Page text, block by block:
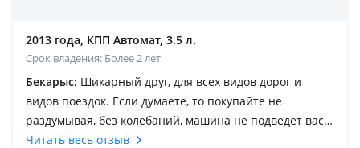
2013 года, КПП Автомат, 3.5 л.
Срок владения: Более 2 лет
Бекарыс: Шикарный друг, для всех видов дорог и
видов поездок. Если думаете, то покупайте не
раздумывая, без колебаний, машина не подведёт вас
ни когда и в любую погоду. Главное что бы, уход был
Читать весь отзыв